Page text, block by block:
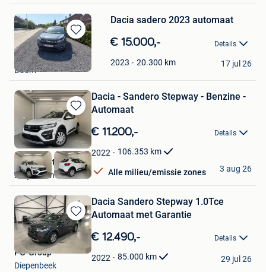
Bewaren
in
Mijn
Favorieten
Dacia sadero 2023 automaat
€ 15.000,- Details
2023 20.300 km
Femke
Boom
17 jul 26
Bewaren
in
Mijn
Favorieten
Dacia - Sandero Stepway - Benzine -
Automaat
€ 11.200,- Details
2022 106.353 km
Alle milieu/emissie zones
Radius Automotive
Zwijndrecht
3 aug 26
Bewaren
in
Mijn
Favorieten
Dacia Sandero Stepway 1.0Tce
Automaat met Garantie
€ 12.490,- Details
2022 85.000 km
PG-Group
Diepenbeek
29 jul 26